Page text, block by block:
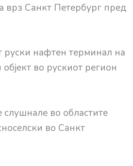
врз Санкт Петербург пред
руски нафтен терминал на
во рускиот регион
слушнале во областите
во Санкт